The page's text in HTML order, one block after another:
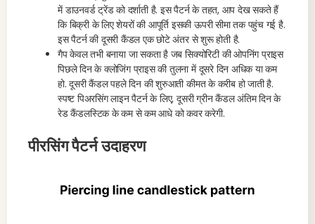
में डाउनवर्ड ट्रेंड को दर्शाती है. इस पैटर्न के तहत, आप देख सकते हैं
कि बिक्री के लिए शेयरों की आपूर्ति इसकी ऊपरी सीमा तक पहुंच गई है.
इस पैटर्न की दूसरी कैंडल एक छोटे अंतर से शुरू होती है.
गैप केवल तभी बनाया जा सकता है जब सिक्योरिटी की ओपनिंग प्राइस
पिछले दिन के क्लोजिंग प्राइस की तुलना में दूसरे दिन अधिक या कम
हो. दूसरी कैंडल पहले दिन की शुरुआती कीमत के करीब हो जाती है.
स्पष्ट पिअरसिंग लाइन पैटर्न के लिए, दूसरी ग्रीन कैंडल अंतिम दिन के
रेड कैंडलस्टिक के कम से कम आधे को कवर करेगी.
पीरसिंग पैटर्न उदाहरण